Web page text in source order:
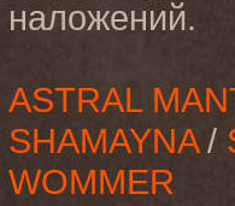
наложений.
ASTRAL
SHAMAYNA/
WOMMER